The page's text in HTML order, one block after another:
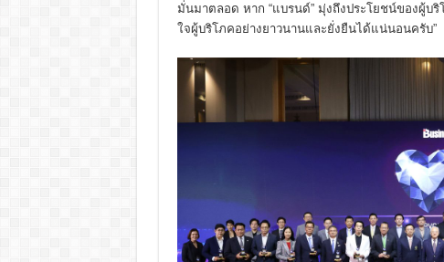
มั่นมาตลอด หาก “แบรนด์” มุ่งถึงประโยชน์ของผู้
ใจผู้บริโภคอย่างยาวนานและยั่งยืนได้แน่นอนครับ”